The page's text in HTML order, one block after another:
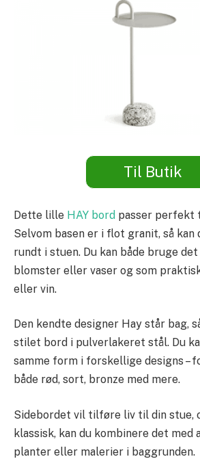
Til Butik
Dette lille HAY bord passer perfekt
Selvom basen er i flot granit, så
rundt i stuen. Du kan både bruge
blomster eller vaser og som
eller vin.
Den kendte designer Hay står bag,
stilet bord i pulverlakeret stål. Du
samme form i forskellige designs –
både rød, sort, bronze med mere.
Sidebordet vil tilføre liv til din stue,
klassisk, kan du kombinere det med
planter eller malerier i baggrunden.